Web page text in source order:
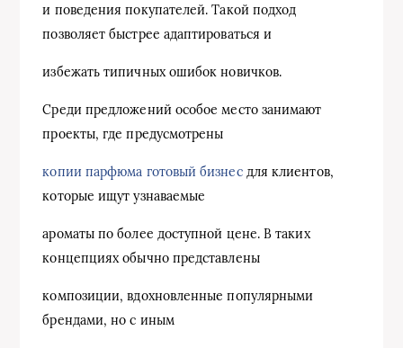
и поведения покупателей. Такой подход
позволяет быстрее адаптироваться и
избежать типичных ошибок новичков.
Среди предложений особое место занимают
проекты, где предусмотрены
копии парфюма готовый бизнесдля клиентов,
которые ищут узнаваемые
ароматы по более доступной цене. В таких
концепциях обычно представлены
композиции, вдохновленные популярными
брендами, но с иным